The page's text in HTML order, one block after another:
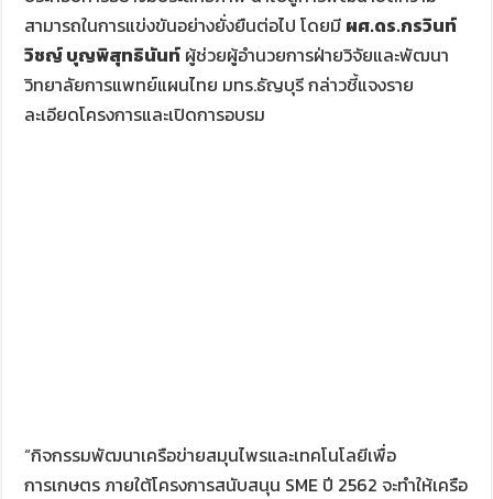
สามารถในการแข่งขันอย่างยั่งยืนต่อไป โดยมี ผศ.ดร.กรวินท์
วิชญ์ บุญพิสุทธินันท์ ผู้ช่วยผู้อำนวยการฝ่ายวิจัยและพัฒนา
วิทยาลัยการแพทย์แผนไทย มทร.ธัญบุรี กล่าวชี้แจงราย
ละเอียดโครงการและเปิดการอบรม
“กิจกรรมพัฒนาเครือข่ายสมุนไพรและเทคโนโลยีเพื่อ
การเกษตร ภายใต้โครงการสนับสนุน SME ปี 2562 จะทำให้เครือ